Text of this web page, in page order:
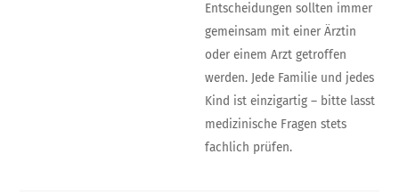
Entscheidungen sollten immer
gemeinsam mit einer Ärztin
oder einem Arzt getroffen
werden. Jede Familie und jedes
Kind ist einzigartig – bitte lasst
medizinische Fragen stets
fachlich prüfen.